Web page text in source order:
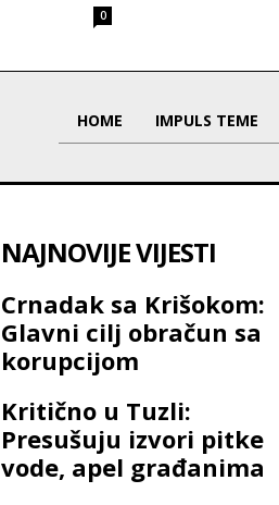
0
HOME IMPULS TEME
NAJNOVIJE VIJESTI
Crnadak sa Krišokom:
Glavni cilj obračun sa
korupcijom
Kritično u Tuzli:
Presušuju izvori pitke
vode, apel građanima